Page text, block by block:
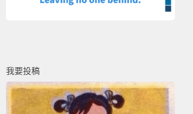
我要投稿